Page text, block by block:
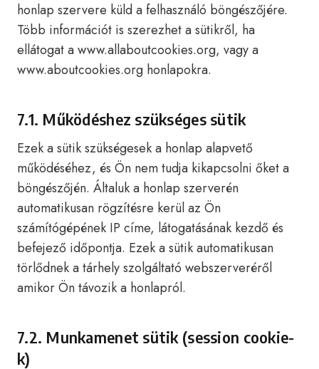
honlap szervere küld a felhasználó böngészőjére.
Több információt is szerezhet a sütikről, ha
ellátogat a www.allaboutcookies.org, vagy a
www.aboutcookies.org honlapokra.
7.1. Működéshez szükséges sütik
Ezek a sütik szükségesek a honlap alapvető
működéséhez, és Ön nem tudja kikapcsolni őket a
böngészőjén. Általuk a honlap szerverén
automatikusan rögzítésre kerül az Ön
számítógépének IP címe, látogatásának kezdő és
befejező időpontja. Ezek a sütik automatikusan
törlődnek a tárhely szolgáltató webszerveréről
amikor Ön távozik a honlapról.
7.2. Munkamenet sütik (session cookie-
k)